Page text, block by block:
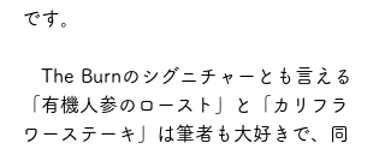
です。
The Burnのシグニチャーとも言える
「有機人参のロースト」と「カリフラ
ワーステーキ」は筆者も大好きで、同